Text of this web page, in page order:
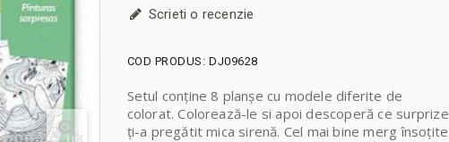
Scrieti o recenzie
COD PRODUS: DJ09628
Setul conține 8 planșe cu modele diferite de
colorat. Colorează-le si apoi descoperă ce surprize
ți-a pregătit mica sirenă. Cel mai bine merg însoțite